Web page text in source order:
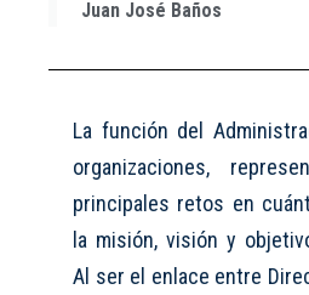
Juan José Baños
La función del
organizaciones,
principales retos en
la misión, visión y
Al ser el enlace entre